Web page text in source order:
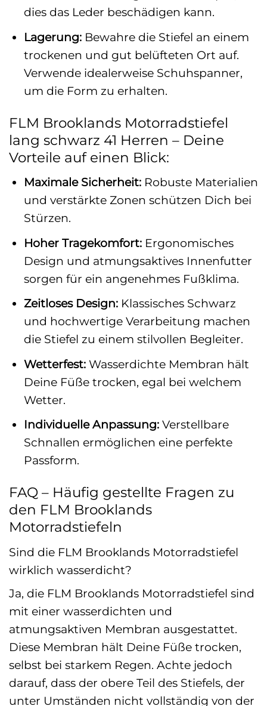
dies das Leder beschädigen kann.
Lagerung:Bewahre die Stiefel an einem
trockenen und gut belüfteten Ort auf.
Verwende idealerweise Schuhspanner,
um die Form zu erhalten.
FLM Brooklands Motorradstiefel
lang schwarz 41 Herren – Deine
Vorteile auf einen Blick:
Maximale Sicherheit:Robuste Materialien
und verstärkte Zonen schützen Dich bei
Stürzen.
Hoher Tragekomfort:Ergonomisches
Design und atmungsaktives Innenfutter
sorgen für ein angenehmes Fußklima.
Zeitloses Design:Klassisches Schwarz
und hochwertige Verarbeitung machen
die Stiefel zu einem stilvollen Begleiter.
Wetterfest:Wasserdichte Membran hält
Deine Füße trocken, egal bei welchem
Wetter.
Individuelle Anpassung:Verstellbare
Schnallen ermöglichen eine perfekte
Passform.
FAQ – Häufig gestellte Fragen zu
den FLM Brooklands
Motorradstiefeln
Sind die FLM Brooklands Motorradstiefel
wirklich wasserdicht?
Ja, die FLM Brooklands Motorradstiefel sind
mit einer wasserdichten und
atmungsaktiven Membran ausgestattet.
Diese Membran hält Deine Füße trocken,
selbst bei starkem Regen. Achte jedoch
darauf, dass der obere Teil des Stiefels, der
unter Umständen nicht vollständig von der